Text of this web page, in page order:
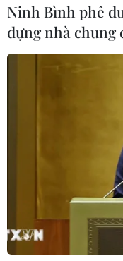
Ninh Bình phê
dựng nhà chung